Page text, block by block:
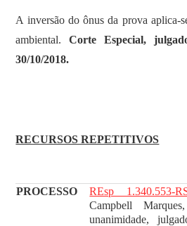
A inversão do ônus da prova aplica-
ambiental.Corte Especial,
30/10/2018.
RECURSOS REPETITIVOS
PROCESSO REsp 1.340.553-
Campbell
unanimidade,